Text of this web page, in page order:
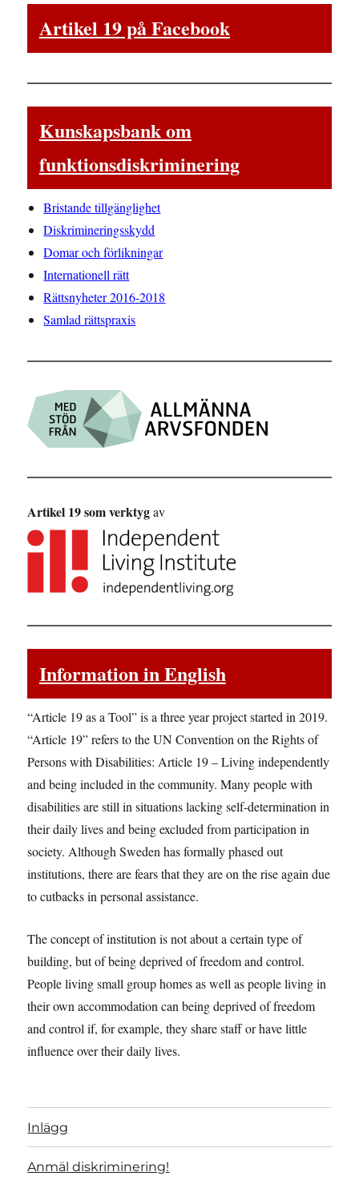
Artikel 19 på Facebook
Kunskapsbank om
funktionsdiskriminering
Bristande tillgänglighet
Diskrimineringsskydd
Domar och förlikningar
Internationell rätt
Rättsnyheter 2016-2018
Samlad rättspraxis
Artikel 19 som verktygav
Information in English
“Article 19 as a Tool” is a three year project started in 2019.
“Article 19” refers to the UN Convention on the Rights of
Persons with Disabilities: Article 19 – Living independently
and being included in the community. Many people with
disabilities are still in situations lacking self-determination in
their daily lives and being excluded from participation in
society. Although Sweden has formally phased out
institutions, there are fears that they are on the rise again due
to cutbacks in personal assistance.
The concept of institution is not about a certain type of
building, but of being deprived of freedom and control.
People living small group homes as well as people living in
their own accommodation can being deprived of freedom
and control if, for example, they share staff or have little
influence over their daily lives.
Inlägg
Anmäl diskriminering!